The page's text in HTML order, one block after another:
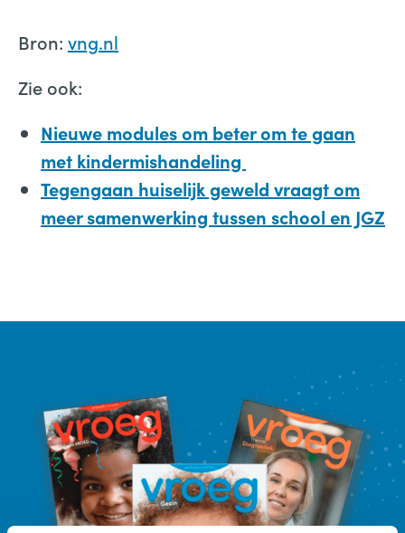
Bron: vng.nl
Zie ook:
Nieuwe modules om beter om te gaan
met kindermishandeling
Tegengaan huiselijk geweld vraagt om
meer samenwerking tussen school en JGZ